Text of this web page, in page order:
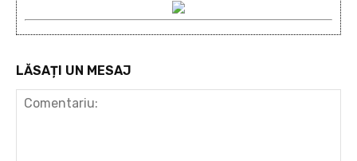
LĂSAȚI UN MESAJ